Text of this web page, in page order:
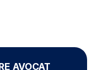
AVOCAT